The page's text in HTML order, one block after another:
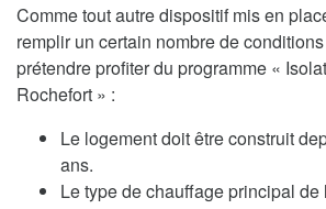
Comme tout autre dispositif mis en
remplir un certain nombre de
prétendre profiter du programme «
Rochefort » :
Le logement doit être construit
ans.
Le type de chauffage principal de